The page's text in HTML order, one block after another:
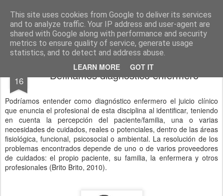
This site uses cookies from Google to deliver its services
and to analyze traffic. Your IP address and user-agent are
shared with Google along with performance and security
metrics to ensure quality of service, generate usage
statistics, and to detect and address abuse.
LEARN MORE GOT IT
El diagnóstico enfermero La Cuidadología es la ciencia del cuidado
Pages
16 Definamos diagnóstico enfermero
Podríamos entender como diagnóstico enfermero el juicio clínico
que enuncia el profesional de esta disciplina al identificar, teniendo
en cuenta la percepción del paciente/familia, una o varias
necesidades de cuidados, reales o potenciales, dentro de las áreas
fisiológica, funcional, psicosocial o ambiental. La resolución de los
problemas encontrados depende de uno o de varios proveedores
de cuidados: el propio paciente, su familia, la enfermera y otros
profesionales (Brito Brito, 2010).